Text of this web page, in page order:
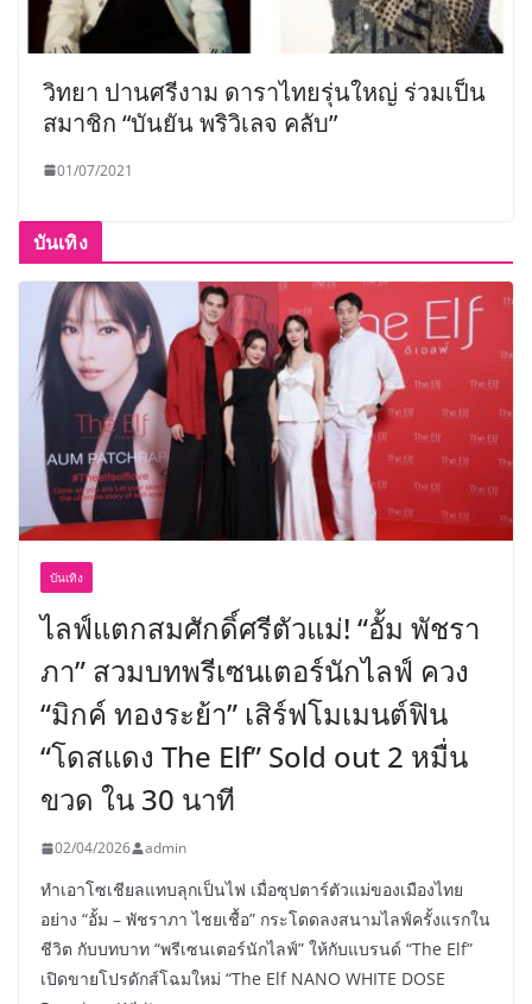
วิทยา ปานศรีงาม ดาราไทยรุ่นใหญ่ ร่วมเป็น
สมาชิก “บันยัน พริวิเลจ คลับ”
01/07/2021
บันเทิง
บันเทิง
ไลฟ์แตกสมศักดิ์ศรีตัวแม่! “อั้ม พัชรา
ภา” สวมบทพรีเซนเตอร์นักไลฟ์ ควง
“มิกค์ ทองระย้า” เสิร์ฟโมเมนต์ฟิน
“โดสแดง The Elf” Sold out 2 หมื่น
ขวด ใน 30 นาที
02/04/2026 admin
ทำเอาโซเชียลแทบลุกเป็นไฟ เมื่อซุปตาร์ตัวแม่ของเมืองไทย
อย่าง “อั้ม – พัชราภา ไชยเชื้อ” กระโดดลงสนามไลฟ์ครั้งแรกใน
ชีวิต กับบทบาท “พรีเซนเตอร์นักไลฟ์” ให้กับแบรนด์ “The Elf”
เปิดขายโปรดักส์โฉมใหม่ “The Elf NANO WHITE DOSE